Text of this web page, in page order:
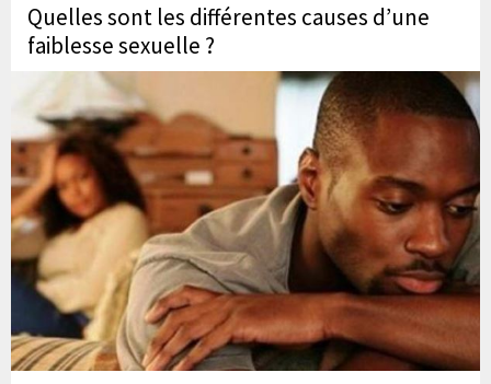
Quelles sont les différentes causes d’une
faiblesse sexuelle ?